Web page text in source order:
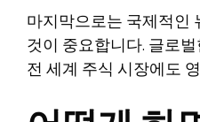
마지막으로는 국제적인
것이 중요합니다. 글로
전 세계 주식 시장에도 영